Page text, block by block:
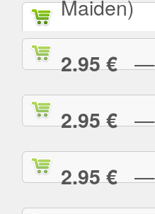
Maiden)
2.95 €—
2.95 €—
2.95 €—